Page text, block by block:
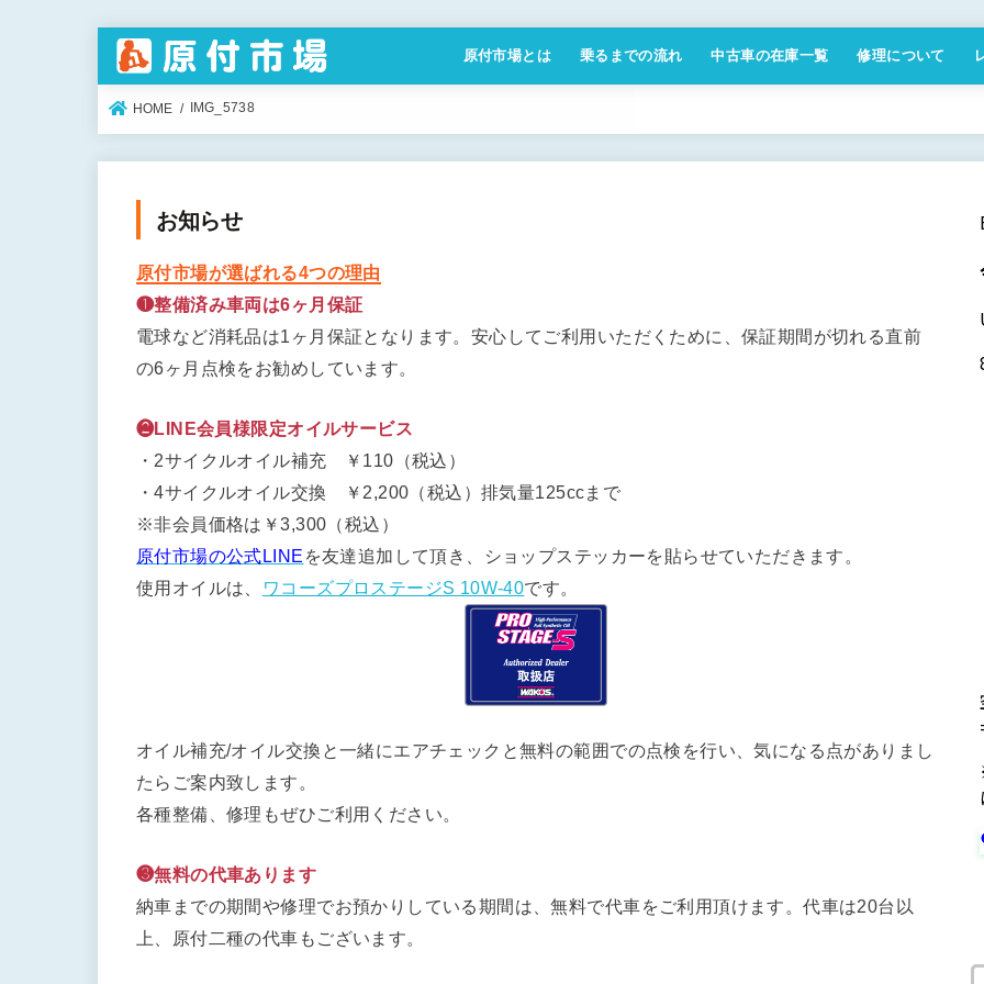
原付市場とは 乗るまでの流れ 中古車の在庫一覧 修理について
HOME IMG_5738
お知らせ
原付市場が選ばれる4つの理由
❶整備済み車両は6ヶ月保証
電球など消耗品は1ヶ月保証となります。安心してご利用いただくために、保証期間が切れる直前
の6ヶ月点検をお勧めしています。
❷LINE会員様限定オイルサービス
・2サイクルオイル補充 ￥110（税込）
・4サイクルオイル交換 ￥2,200（税込）排気量125ccまで
※非会員価格は￥3,300（税込）
原付市場の公式LINE を友達追加して頂き、ショップステッカーを貼らせていただきます。
使用オイルは、
ワコーズプロステージS 10W-40です。
オイル補充/オイル交換と一緒にエアチェックと無料の範囲での点検を行い、気になる点がありまし
たらご案内致します。
各種整備、修理もぜひご利用ください。
❸無料の代車あります
納車までの期間や修理でお預かりしている期間は、無料で代車をご利用頂けます。代車は20台以
上、原付二種の代車もございます。